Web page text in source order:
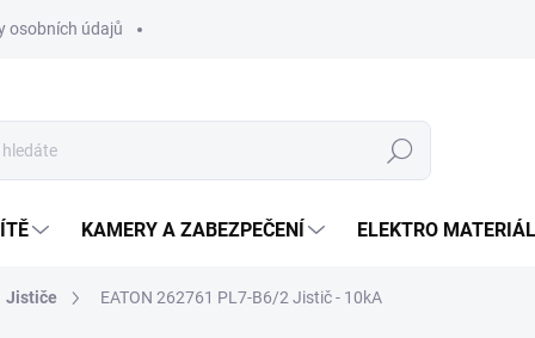
osobních údajů
Hledat
KAMERY A ZABEZPEČENÍ ELEKTRO MATERIÁL
Jističe EATON 262761 PL7-B6/2 Jistič - 10kA